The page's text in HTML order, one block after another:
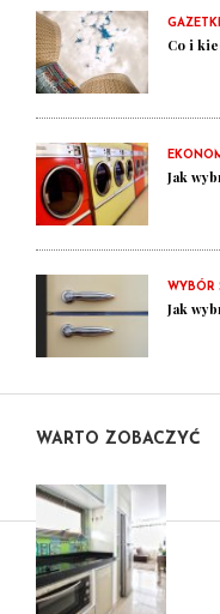
Co i
Jak
WYBÓR
Jak
WARTO ZOBACZYĆ